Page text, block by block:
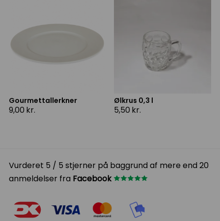
Gourmettallerkner
9,00 kr.
Ølkrus 0,3 l
5,50 kr.
Vurderet 5 / 5 stjerner på baggrund af mere end 20
anmeldelser fra Facebook